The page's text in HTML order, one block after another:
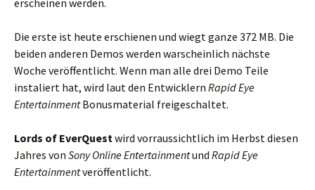
erscheinen werden.
Die erste ist heute erschienen und wiegt ganze 372 MB. Die
beiden anderen Demos werden warscheinlich nächste
Woche veröffentlicht. Wenn man alle drei Demo Teile
instaliert hat, wird laut den Entwicklern Rapid Eye
EntertainmentBonusmaterial freigeschaltet.
Lords of EverQuestwird vorraussichtlich im Herbst diesen
Jahres von Sony Online Entertainmentund Rapid Eye
Entertainmentveröffentlicht.